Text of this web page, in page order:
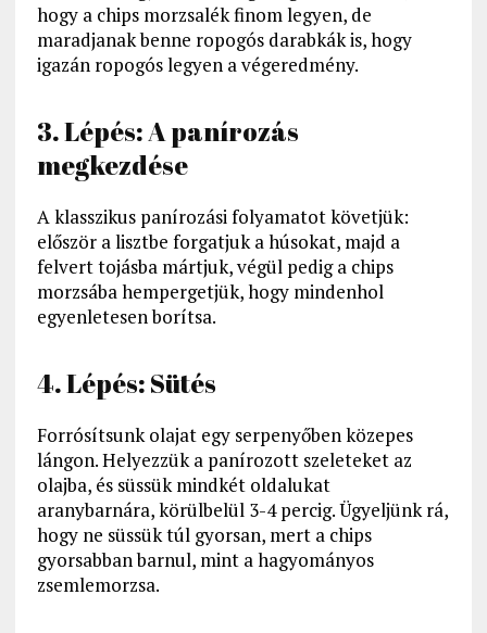
hogy a chips morzsalék finom legyen, de
maradjanak benne ropogós darabkák is, hogy
igazán ropogós legyen a végeredmény.
3. Lépés: A panírozás
megkezdése
A klasszikus panírozási folyamatot követjük:
először a lisztbe forgatjuk a húsokat, majd a
felvert tojásba mártjuk, végül pedig a chips
morzsába hempergetjük, hogy mindenhol
egyenletesen borítsa.
4. Lépés: Sütés
Forrósítsunk olajat egy serpenyőben közepes
lángon. Helyezzük a panírozott szeleteket az
olajba, és süssük mindkét oldalukat
aranybarnára, körülbelül 3-4 percig. Ügyeljünk rá,
hogy ne süssük túl gyorsan, mert a chips
gyorsabban barnul, mint a hagyományos
zsemlemorzsa.